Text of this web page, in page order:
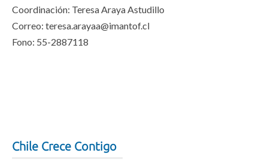
Coordinación: Teresa Araya Astudillo
Correo: teresa.arayaa@imantof.cl
Fono: 55-2887118
Chile Crece Contigo